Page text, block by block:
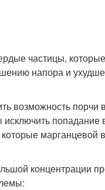
частицы,
напора и
возможность порчи
концентрации